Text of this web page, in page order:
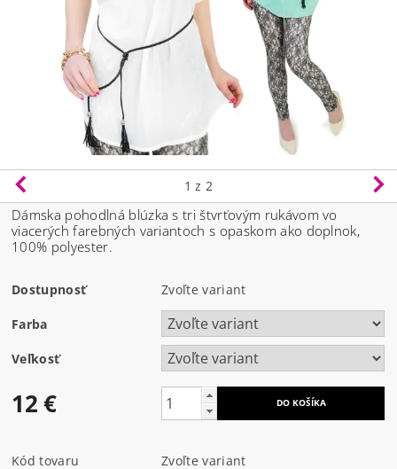
1 z 2
Dámska pohodlná blúzka s tri štvrťovým rukávom vo
viacerých farebných variantoch s opaskom ako doplnok,
100% polyester.
Dostupnosť Zvoľte variant
Farba
Veľkosť
12 €
Kód tovaru Zvoľte variant